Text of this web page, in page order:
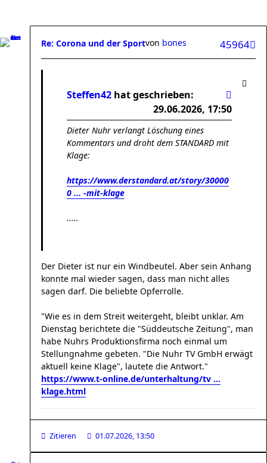
Re: Corona und der Sport 45964
von bones
Steffen42 hat geschrieben:
29.06.2026, 17:50
Dieter Nuhr verlangt Löschung eines
Kommentars und droht dem STANDARD mit
Klage:
https://www.derstandard.at/story/30000
0 ... -mit-klage
.....
Der Dieter ist nur ein Windbeutel. Aber sein Anhang
konnte mal wieder sagen, dass man nicht alles
sagen darf. Die beliebte Opferrolle.
"Wie es in dem Streit weitergeht, bleibt unklar. Am
Dienstag berichtete die "Süddeutsche Zeitung", man
habe Nuhrs Produktionsfirma noch einmal um
Stellungnahme gebeten. "Die Nuhr TV GmbH erwägt
aktuell keine Klage", lautete die Antwort."
https://www.t-online.de/unterhaltung/tv ...
klage.html
Zitieren 01.07.2026, 13:50